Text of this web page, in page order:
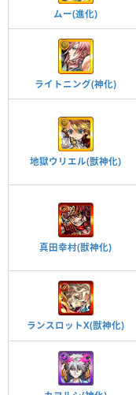
ムー(進化)
ライトニング(神化)
地獄ウリエル(獣神化)
真田幸村(獣神化)
ランスロットX(獣神化)